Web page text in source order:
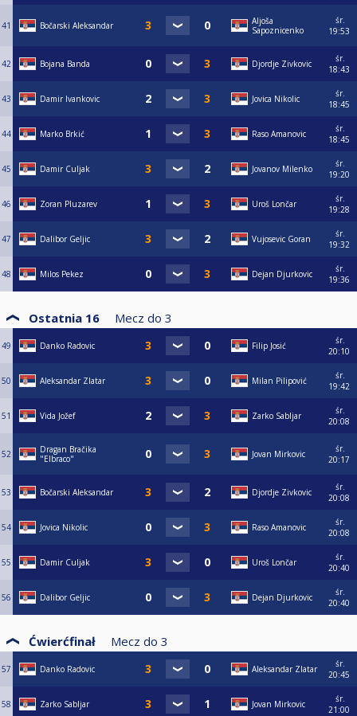
41 Bočarski Aleksandar
Aljoša
Sapoznicenko
śr.
19:53
42 Bojana Banda Djordje Zivkovic
śr.
18:43
43 Damir Ivankovic Jovica Nikolic
śr.
18:45
44 Marko Brkić Raso Amanovic
śr.
18:45
45 Damir Culjak Jovanov Milenko
śr.
19:20
46 Zoran Pluzarev Uroš Lončar
śr.
19:28
47 Dalibor Geljic Vujosevic Goran
śr.
19:32
48 Milos Pekez Dejan Djurkovic
śr.
19:36
Ostatnia 16 Mecz do 3
49 Danko Radovic Filip Josić
śr.
20:10
50 Aleksandar Zlatar Milan Pilipović
śr.
19:42
51 Vida Jožef Zarko Sabljar
śr.
20:08
52
Dragan Bračika
"Elbraco"
Jovan Mirkovic
śr.
20:17
53 Bočarski Aleksandar Djordje Zivkovic
śr.
20:08
54 Jovica Nikolic Raso Amanovic
śr.
20:08
55 Damir Culjak Uroš Lončar
śr.
20:40
56 Dalibor Geljic Dejan Djurkovic
śr.
20:40
Ćwierćfinał Mecz do 3
57 Danko Radovic Aleksandar Zlatar
śr.
20:45
58 Zarko Sabljar Jovan Mirkovic
śr.
21:00